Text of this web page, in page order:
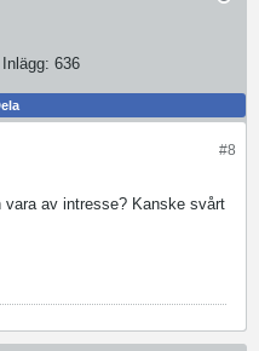
Inlägg: 636
#8
vara av intresse? Kanske svårt